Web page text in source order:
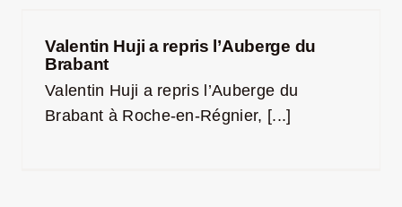
Valentin Huji a repris l’Auberge du
Brabant
Valentin Huji a repris l’Auberge du
Brabant à Roche-en-Régnier, [...]